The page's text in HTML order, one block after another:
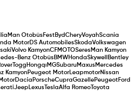
Man Otobüs FestBydCheryVoyahScania
MotorDS AutomobilesSkodaVolkswagen
Volvo KamyonCFMOTOSeres Man Kamyon
Benz Otobüs BMWHondaSkywell
Bentley
Togg Hongqı MGSubaruMaxus Mercedes
KamyonPeugeot MotorLeapmotorNissan
Dacia PorscheCupraGazellePeugeotFord
Jeep Lexus TeslaAlfa RomeoToyota